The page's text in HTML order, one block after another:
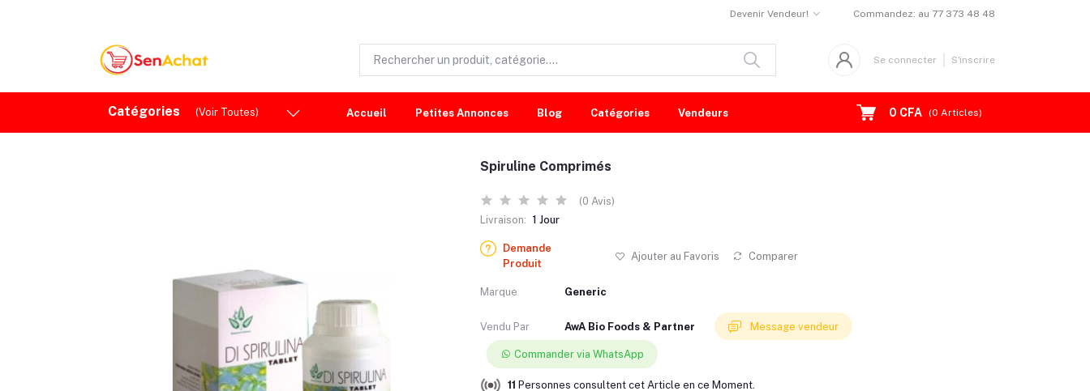
Devenir Vendeur! Commandez: au 77 373 48 48
Se connecter S'inscrire
Catégories (Voir Toutes) Accueil Petites Annonces Blog Catégories Vendeurs 0 CFA (0 Articles)
Spiruline Comprimés
(0 Avis)
Livraison: 1 Jour
Demande
Produit
Ajouter au Favoris Comparer
Marque Generic
Vendu Par AwA Bio Foods & Partner Message vendeur
Commander via WhatsApp
11 Personnes consultent cet Article en ce Moment.